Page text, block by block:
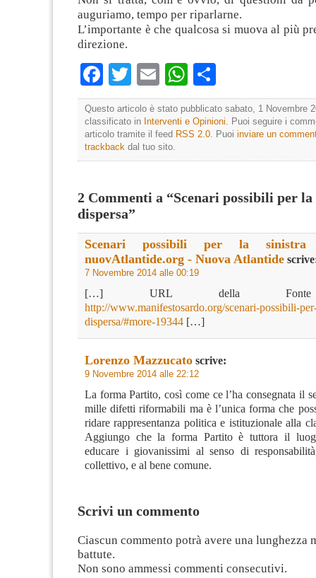
auguriamo, tempo per riparlarne.
L’importante è che qualcosa si muova al più
direzione.
Facebook
TwitterEmailWhatsApp
Questo articolo è stato pubblicato sabato, 1 Novembre
classificato in Interventi e Opinioni . Puoi seguire i
articolo tramite il feed RSS 2.0 . Puoi inviare un
trackback dal tuo sito.
2 Commenti a “Scenari possibili per
dispersa”
Scenari possibili per la sinistra
nuovAtlantide.org - Nuova Atlantide
7 Novembre 2014 alle 00:19
[…] URL della
http://www.manifestosardo.org/scenari-possibili-
dispersa/#more-19344 […]
Lorenzo Mazzucato scrive:
9 Novembre 2014 alle 22:12
La forma Partito, così come ce l’ha consegnata il
mille difetti riformabili ma è l’unica forma che
ridare rappresentanza politica e istituzionale alla
Aggiungo che la forma Partito è tuttora il
educare i giovanissimi al senso di
collettivo, e al bene comune.
Scrivi un commento
Ciascun commento potrà avere una lunghezza
battute.
Non sono ammessi commenti consecutivi.